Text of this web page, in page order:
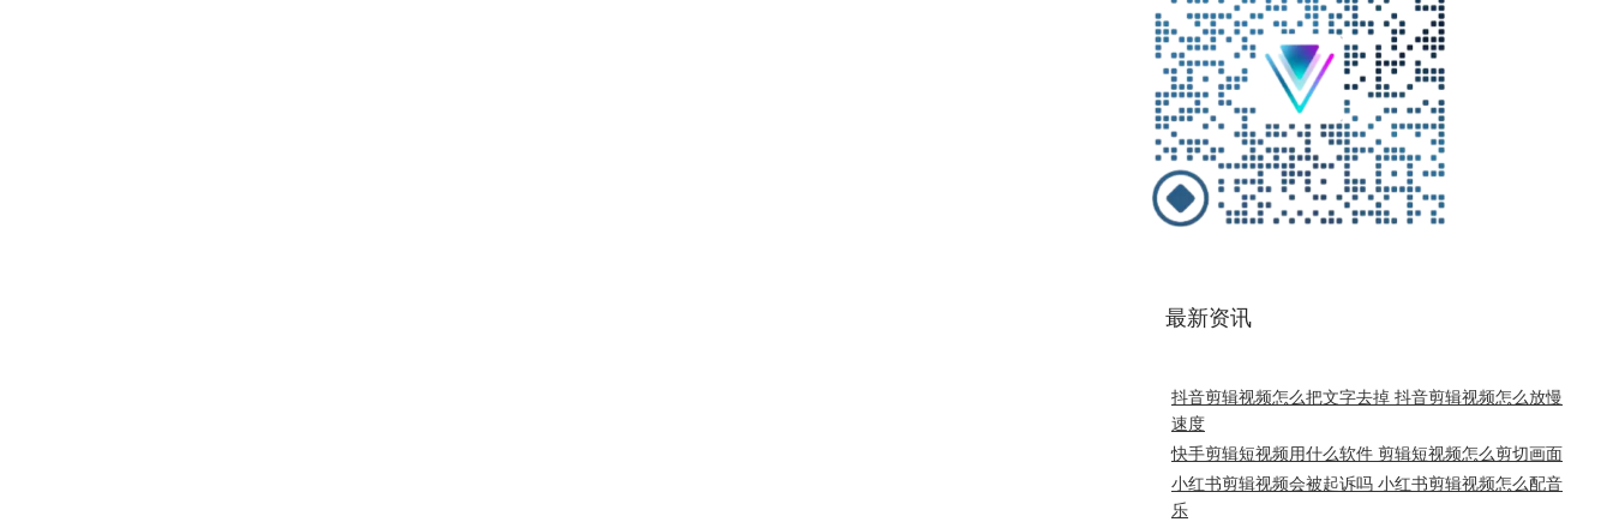
最新资讯
抖音剪辑视频怎么把文字去掉 抖音剪辑视频怎么放慢
速度
快手剪辑短视频用什么软件 剪辑短视频怎么剪切画面
小红书剪辑视频会被起诉吗 小红书剪辑视频怎么配音
乐